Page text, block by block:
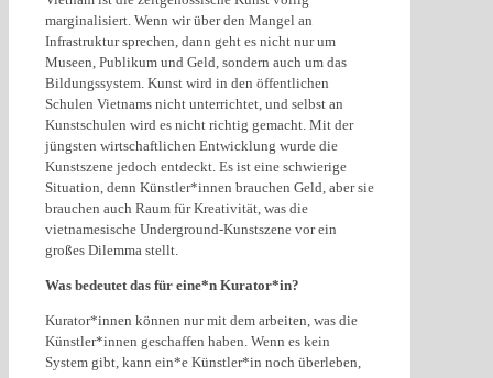
marginalisiert. Wenn wir über den Mangel an
Infrastruktur sprechen, dann geht es nicht nur um
Museen, Publikum und Geld, sondern auch um das
Bildungssystem. Kunst wird in den öffentlichen
Schulen Vietnams nicht unterrichtet, und selbst an
Kunstschulen wird es nicht richtig gemacht. Mit der
jüngsten wirtschaftlichen Entwicklung wurde die
Kunstszene jedoch entdeckt. Es ist eine schwierige
Situation, denn Künstler*innen brauchen Geld, aber sie
brauchen auch Raum für Kreativität, was die
vietnamesische Underground-Kunstszene vor ein
großes Dilemma stellt.
Was bedeutet das für eine*n Kurator*in?
Kurator*innen können nur mit dem arbeiten, was die
Künstler*innen geschaffen haben. Wenn es kein
System gibt, kann ein*e Künstler*in noch überleben,